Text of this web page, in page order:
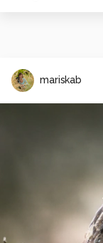
mariskab